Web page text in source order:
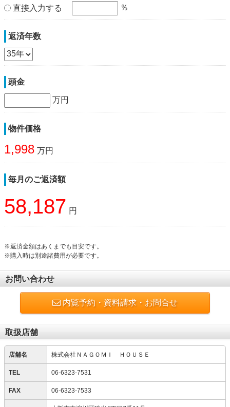
直接入力する ％
返済年数
頭金
万円
物件価格
1,998 万円
毎月のご返済額
58,187 円
※返済金額はあくまでも目安です。
※購入時は別途諸費用が必要です。
お問い合わせ
内覧予約・資料請求・お問合せ
取扱店舗
店舗名 株式会社ＮＡＧＯＭＩ ＨＯＵＳＥ
TEL 06-6323-7531
FAX 06-6323-7533